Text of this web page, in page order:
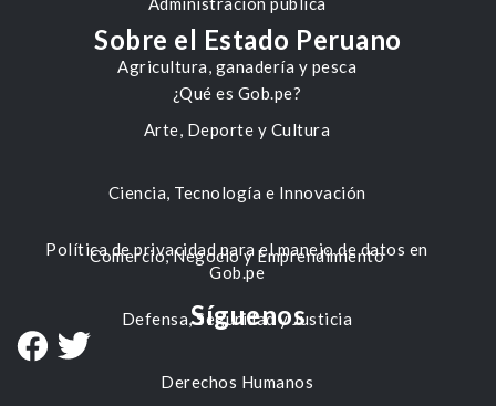
Agricultura, ganadería y pesca
Arte, Deporte y Cultura
Ciencia, Tecnología e Innovación
Comercio, Negocio y Emprendimiento
Defensa, Seguridad y Justicia
Derechos Humanos
Sobre el Estado Peruano
¿Qué es Gob.pe?
Política de privacidad para el manejo de datos en
Gob.pe
Síguenos